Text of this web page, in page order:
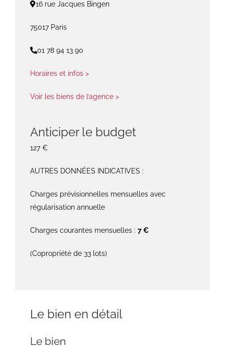
16 rue Jacques Bingen
75017 Paris
01 78 94 13 90
Horaires et infos >
Voir les biens de l’agence >
Anticiper le budget
127 €
AUTRES DONNÉES INDICATIVES :
Charges prévisionnelles mensuelles avec
régularisation annuelle
Charges courantes mensuelles : 7 €
(Copropriété de 33 lots)
Le bien en détail
Le bien